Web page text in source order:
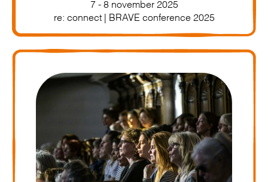
7 - 8 november 2025
re: connect | BRAVE conference 2025